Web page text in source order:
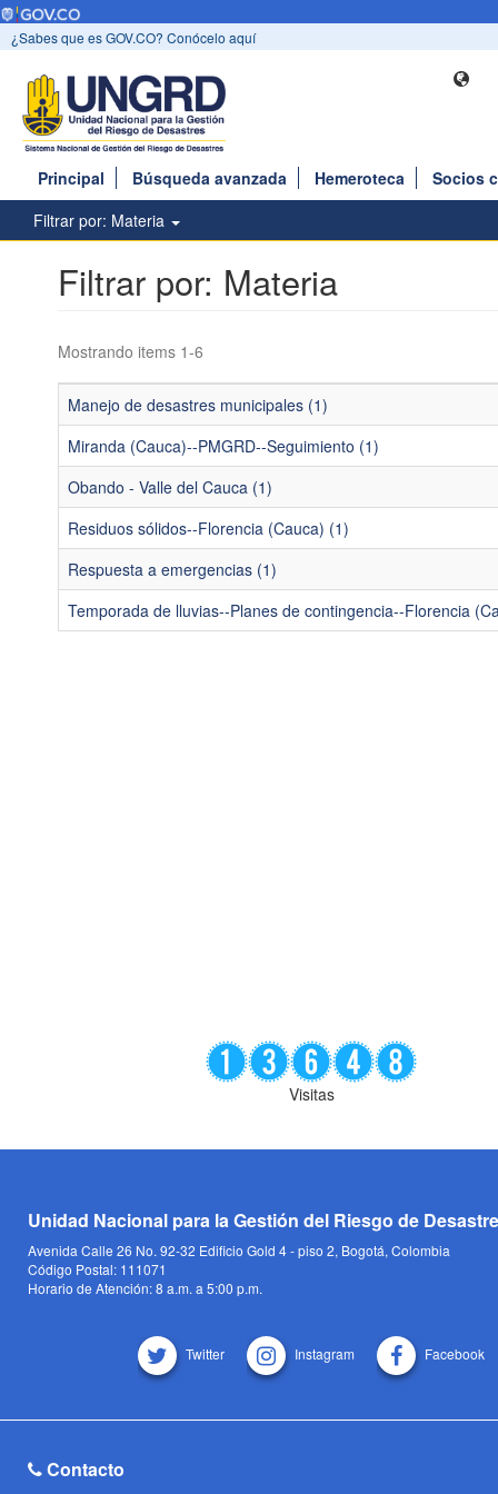
¿Sabes que es GOV.CO? Conócelo aquí
Principal Búsqueda avanzada Hemeroteca
Socios
Filtrar por: Materia
Filtrar por: Materia
Mostrando items 1-6
Manejo de desastres municipales (1)
Miranda (Cauca)--PMGRD--Seguimiento (1)
Obando - Valle del Cauca (1)
Residuos sólidos--Florencia (Cauca) (1)
Respuesta a emergencias (1)
Temporada de lluvias--Planes de contingencia--Florencia
Visitas
Unidad Nacional para la Gestión del Riesgo de
Avenida Calle 26 No. 92-32 Edificio Gold 4 - piso 2, Bogotá, Colombia
Código Postal: 111071
Horario de Atención: 8 a.m. a 5:00 p.m.
Twitter Instagram Facebook
Contacto